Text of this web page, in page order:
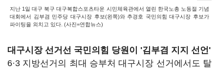
지난 1일 대구 북구 대구복합스포츠타운 시민체육관에서 열린 한국노총 노동절 기념
대회에서 김부겸 민주당 대구시장 후보(왼쪽)와 추경호 국민의힘 대구시장 후보가
파이팅을 외치고 있다. (사진=연합뉴스)
대구시장 선거선 국민의힘 당원이 '김부겸 지지 선언'
6·3 지방선거의 최대 승부처 대구시장 선거에서도 탈